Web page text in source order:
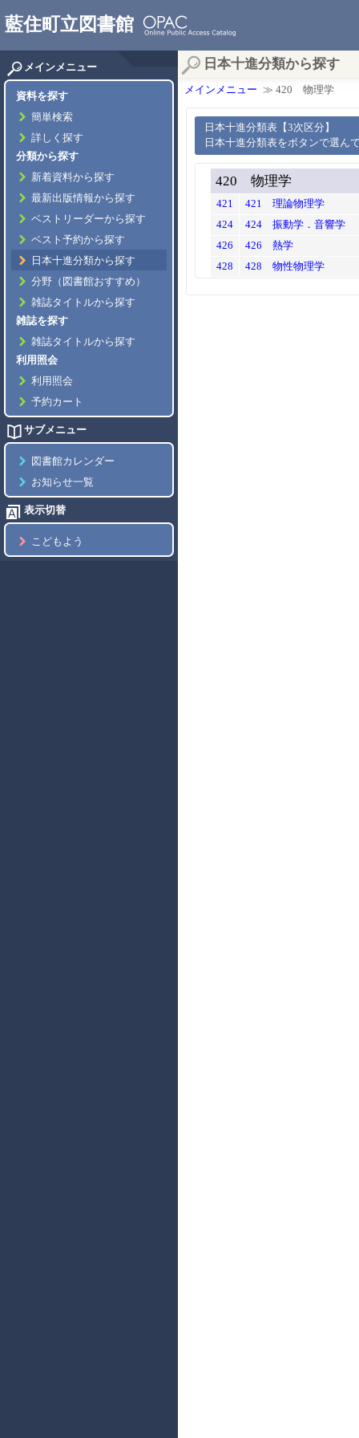
藍住町立図書館
メインメニュー
資料を探す
簡単検索
詳しく探す
分類から探す
新着資料から探す
最新出版情報から探す
ベストリーダーから探す
ベスト予約から探す
日本十進分類から探す
分野（図書館おすすめ）
雑誌タイトルから探す
雑誌を探す
雑誌タイトルから探す
利用照会
利用照会
予約カート
サブメニュー
図書館カレンダー
お知らせ一覧
表示切替
こどもよう
日本十進分類から探す
メインメニュー ≫ 420 物理学
日本十進分類表【3次区分】
日本十進分類表をボタンで選ん
420 物理学
421
421 理論物理学
424
424 振動学．音響学
426
426 熱学
428
428 物性物理学